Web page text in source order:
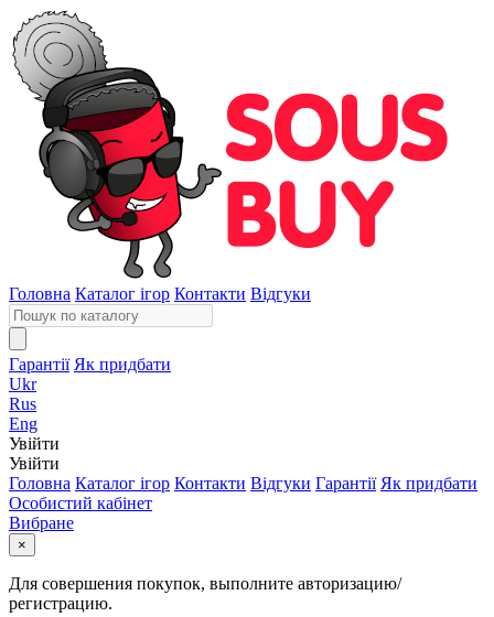
Головна Каталог ігор Контакти Відгуки
Гарантії Як придбати
Ukr
Rus
Eng
Увійти
Увійти
Головна Каталог ігор Контакти Відгуки Гарантії Як придбати
Особистий кабінет
Вибране
×
Для совершения покупок, выполните авторизацию/
регистрацию.